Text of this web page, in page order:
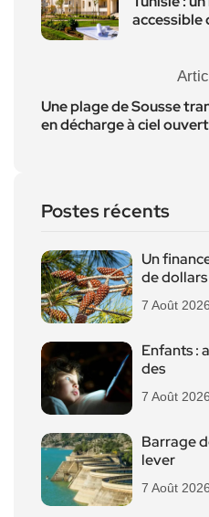
accessible
Une plage de Sousse
en décharge à ciel ouvert
Postes récents
Un
de dollars
7 Août 2026
Enfants :
des
7 Août 2026
Barrage
lever
7 Août 2026